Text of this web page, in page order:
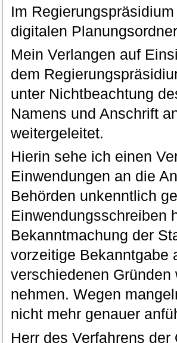
Im
digitalen
Mein Verlangen auf
dem
unter Nichtbeachtung
Namens und Anschrift
weitergeleitet.
Hierin sehe ich einen
Einwendungen an die
Behörden unkenntlich
Einwendungsschreiben
Bekanntmachung der
vorzeitige Bekanntgabe
verschiedenen
nehmen. Wegen
nicht mehr genauer
Herr des Verfahrens